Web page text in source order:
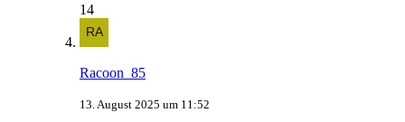
14
Racoon_85
13. August 2025 um 11:52